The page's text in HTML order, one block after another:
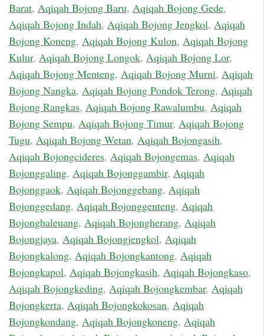
Barat, Aqiqah Bojong Baru, Aqiqah Bojong Gede,
Aqiqah Bojong Indah, Aqiqah Bojong Jengkol, Aqiqah
Bojong Koneng, Aqiqah Bojong Kulon, Aqiqah Bojong
Kulur, Aqiqah Bojong Longok, Aqiqah Bojong Lor,
Aqiqah Bojong Menteng, Aqiqah Bojong Murni, Aqiqah
Bojong Nangka, Aqiqah Bojong Pondok Terong, Aqiqah
Bojong Rangkas, Aqiqah Bojong Rawalumbu, Aqiqah
Bojong Sempu, Aqiqah Bojong Timur, Aqiqah Bojong
Tugu, Aqiqah Bojong Wetan, Aqiqah Bojongasih,
Aqiqah Bojongcideres, Aqiqah Bojongemas, Aqiqah
Bojonggaling, Aqiqah Bojonggambir, Aqiqah
Bojonggaok, Aqiqah Bojonggebang, Aqiqah
Bojonggedang, Aqiqah Bojonggenteng, Aqiqah
Bojonghaleuang, Aqiqah Bojongherang, Aqiqah
Bojongjaya, Aqiqah Bojongjengkol, Aqiqah
Bojongkalong, Aqiqah Bojongkantong, Aqiqah
Bojongkapol, Aqiqah Bojongkasih, Aqiqah Bojongkaso,
Aqiqah Bojongkeding, Aqiqah Bojongkembar, Aqiqah
Bojongkerta, Aqiqah Bojongkokosan, Aqiqah
Bojongkondang, Aqiqah Bojongkoneng, Aqiqah